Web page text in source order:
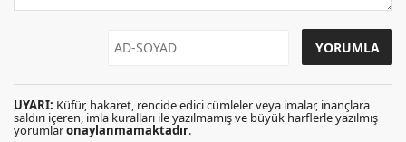
UYARI: Küfür, hakaret, rencide edici cümleler veya imalar, inançlara
saldırı içeren, imla kuralları ile yazılmamış ve büyük harflerle yazılmış
yorumlaronaylanmamaktadır.